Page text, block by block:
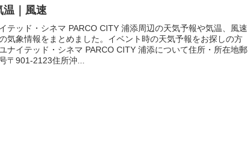
温｜風速
テッド・シネマ PARCO CITY 浦添周辺の天気予報や気温、風速
気象情報をまとめました。イベント時の天気予報をお探しの方
ナイテッド・シネマ PARCO CITY 浦添について住所・所在地郵
〒901-2123住所沖...